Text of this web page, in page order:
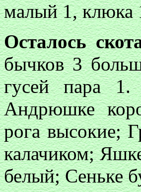
малый 1, клюка
Осталось
бычков 3
гусей пара 1.
Андрюшке
рога высокие;
калачиком;
белый; Сеньке